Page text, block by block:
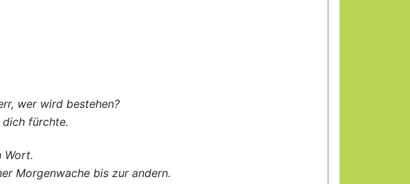
wer wird bestehen?
dich fürchte.
Wort.
Morgenwache bis zur andern.